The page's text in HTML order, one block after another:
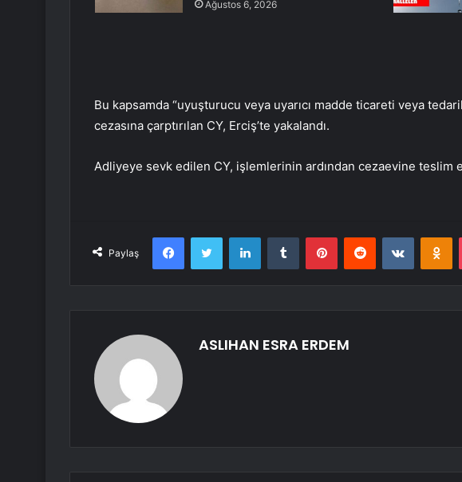
Ağustos 6, 2026
Bu kapsamda “uyuşturucu veya uyarıcı madde ticareti veya
cezasına çarptırılan CY, Erciş’te yakalandı.
Adliyeye sevk edilen CY, işlemlerinin ardından cezaevine teslim
Paylaş
FacebookTwitter LinkedInTumblr PinterestReddit
ASLIHAN ESRA ERDEM